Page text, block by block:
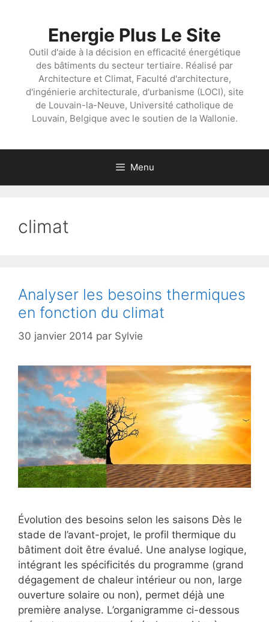
Energie Plus Le Site
Outil d'aide à la décision en efficacité énergétique
des bâtiments du secteur tertiaire. Réalisé par
Architecture et Climat, Faculté d'architecture,
d'ingénierie architecturale, d'urbanisme (LOCI), site
de Louvain-la-Neuve, Université catholique de
Louvain, Belgique avec le soutien de la Wallonie.
Menu
climat
Analyser les besoins thermiques
en fonction du climat
30 janvier 2014 par Sylvie
Évolution des besoins selon les saisons Dès le
stade de l’avant-projet, le profil thermique du
bâtiment doit être évalué. Une analyse logique,
intégrant les spécificités du programme (grand
dégagement de chaleur intérieur ou non, large
ouverture solaire ou non), permet déjà une
première analyse. L’organigramme ci-dessous